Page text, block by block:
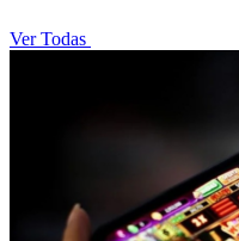
Ver Todas